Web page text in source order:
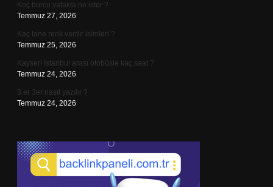
Koç burcu yatakta ne ister ?
Temmuz 27, 2026
Kaç tane renk vardır isimleri ?
Temmuz 25, 2026
Kayseri İstanbul arası otobüsle kaç saat ?
Temmuz 24, 2026
3 er 3er nasıl yazılır ?
Temmuz 24, 2026